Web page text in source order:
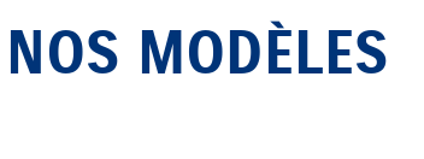
MODÈLES